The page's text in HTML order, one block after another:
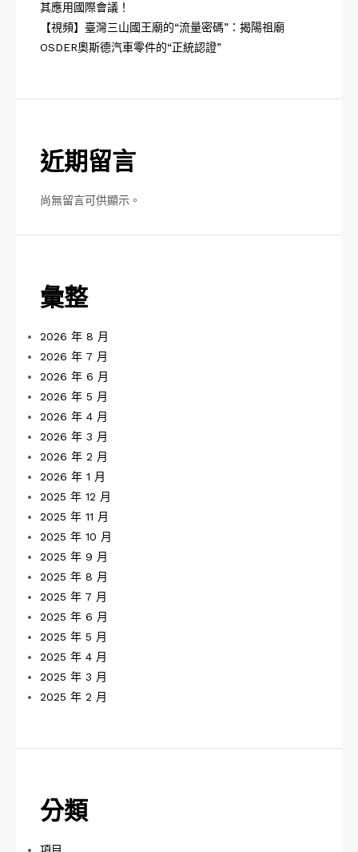
其應用國際會議！
【視頻】臺灣三山國王廟的“流量密碼”：揭陽祖廟
OSDER奧斯德汽車零件的“正統認證”
近期留言
尚無留言可供顯示。
彙整
2026 年 8 月
2026 年 7 月
2026 年 6 月
2026 年 5 月
2026 年 4 月
2026 年 3 月
2026 年 2 月
2026 年 1 月
2025 年 12 月
2025 年 11 月
2025 年 10 月
2025 年 9 月
2025 年 8 月
2025 年 7 月
2025 年 6 月
2025 年 5 月
2025 年 4 月
2025 年 3 月
2025 年 2 月
分類